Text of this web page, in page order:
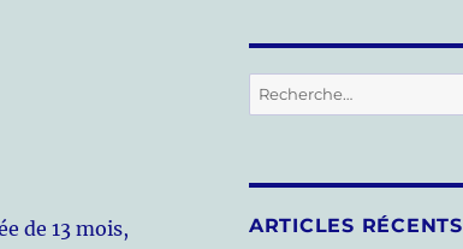
de 13 mois,
Recherche
pour :
ARTICLES RÉCENTS